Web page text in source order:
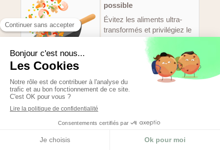
Appeler Localisation
possible
Évitez les aliments ultra-
transformés et privilégiez le
fait maison à partir
d'aliments bruts, bio et de
Intégrez à chaque repas au
La variété est tout aussi